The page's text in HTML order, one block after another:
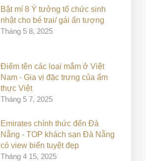
Bật mí 8 Ý tưởng tổ chức sinh
nhật cho bé trai/ gái ấn tượng
Tháng 5 8, 2025
Điểm tên các loại mắm ở Việt
Nam - Gia vị đặc trưng của ẩm
thực Việt
Tháng 5 7, 2025
Emirates chính thức đến Đà
Nẵng - TOP khách sạn Đà Nẵng
có view biển tuyệt đẹp
Tháng 4 15, 2025